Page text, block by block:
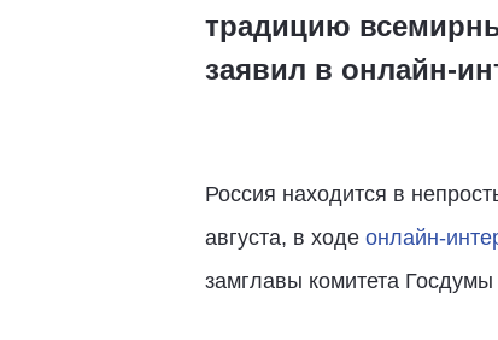
традицию
заявил в онлайн-
Россия находится в
августа, в ходе онлайн-
замглавы комитета